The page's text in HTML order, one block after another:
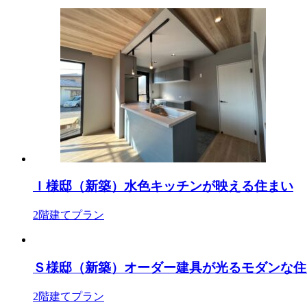
Ｉ様邸（新築）水色キッチンが映える住まい
2階建てプラン
Ｓ様邸（新築）オーダー建具が光るモダンな
2階建てプラン